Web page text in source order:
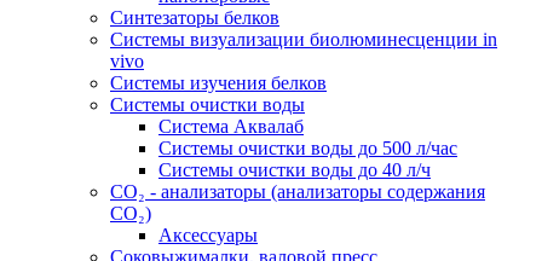
Синтезаторы белков
Системы визуализации биолюминесценции in
vivo
Системы изучения белков
Системы очистки воды
Система Аквалаб
Системы очистки воды до 500 л/час
Системы очистки воды до 40 л/ч
СО₂ - анализаторы (анализаторы содержания
СО₂)
Аксессуары
Соковыжималки, валовой пресс